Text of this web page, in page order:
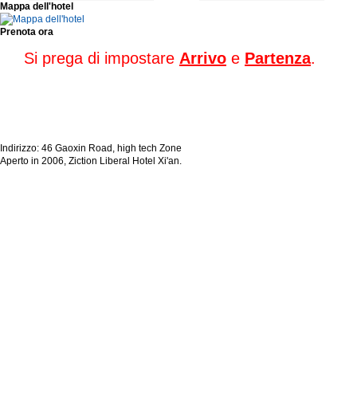
Mappa dell'hotel
Prenota ora
Si prega di impostare Arrivo e Partenza.
Indirizzo: 46 Gaoxin Road, high tech Zone
Aperto in 2006, Ziction Liberal Hotel Xi'an.